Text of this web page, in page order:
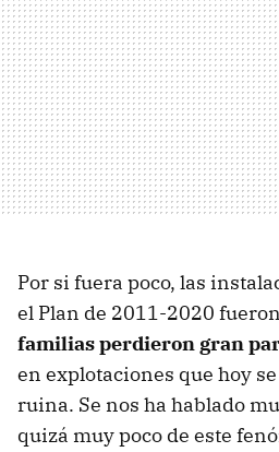
Por si fuera poco, las
el Plan de 2011-2020
familias perdieron gran
en explotaciones que hoy
ruina. Se nos ha hablado
quizá muy poco de este